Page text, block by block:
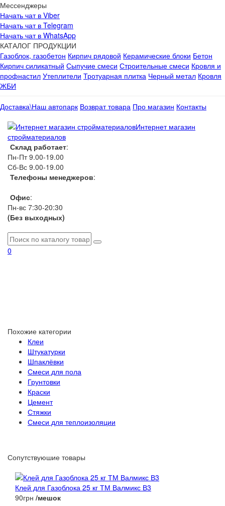
Мессенджеры
Начать чат в Viber
Начать чат в Telegram
Начать чат в WhatsApp
КАТАЛОГ ПРОДУКЦИИ
Газоблок, газобетон Кирпич рядовой Керамические блоки Бетон
Кирпич силикатный Сыпучие смеси Строительные смеси Кровля и
профнастил Утеплители Тротуарная плитка Черный метал Кровля
ЖБИ
Доставка\Наш автопарк Возврат товара Про магазин Контакты
Интернет магазин
стройматериалов
Склад работает:
Пн-Пт 9.00-19.00
Сб-Вс 9.00-19.00
Телефоны менеджеров:
Офис:
Пн-вс 7:30-20:30
(Без выходных)
0
Похожие категории
Клеи
Штукатурки
Шпаклёвки
Смеси для пола
Грунтовки
Краски
Цемент
Стяжки
Смеси для теплоизоляции
Сопутствуюшие товары
Клей для Газоблока 25 кг ТМ Валмикс В3
90грн /мешок